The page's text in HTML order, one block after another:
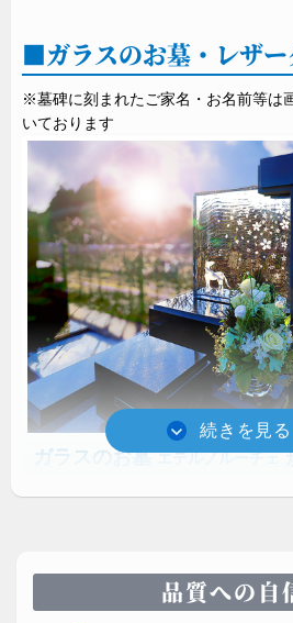
ガラスのお墓・レザ
※墓碑に刻まれたご家名・お名前等は
いております
ガラスのお墓エテルノルーチェ
須藤石材が開発したガラスのお
品質への自